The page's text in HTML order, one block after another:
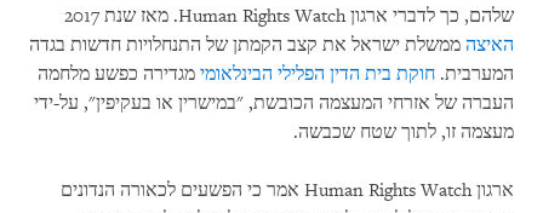
שלהם, כך לדברי ארגון Human Rights Watch. מאז שנת 2017
האיצה ממשלת ישראל את קצב הקמתן של התנחלויות חדשות בגדה
המערבית. חוקת בית הדין הפלילי הבינלאומי מגדירה כפשע מלחמה
העברה של אזרחי המעצמה הכובשת, "במישרין או בעקיפין", על-ידי
מעצמה זו, לתוך שטח שכבשה.
ארגון Human Rights Watch אמר כי הפשעים לכאורה הנדונים